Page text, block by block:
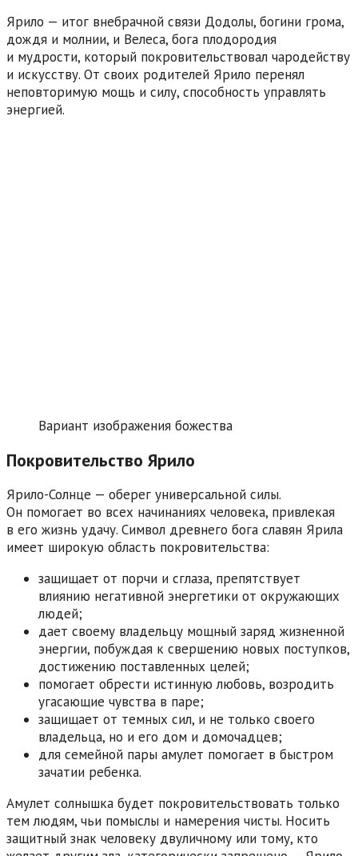
Ярило — итог внебрачной связи Додолы, богини грома,
дождя и молнии, и Велеса, бога плодородия
и мудрости, который покровительствовал чародейству
и искусству. От своих родителей Ярило перенял
неповторимую мощь и силу, способность управлять
энергией.
Вариант изображения божества
Покровительство Ярило
Ярило-Солнце — оберег универсальной силы.
Он помогает во всех начинаниях человека, привлекая
в его жизнь удачу. Символ древнего бога славян Ярила
имеет широкую область покровительства:
защищает от порчи и сглаза, препятствует
влиянию негативной энергетики от окружающих
людей;
дает своему владельцу мощный заряд жизненной
энергии, побуждая к свершению новых поступков,
достижению поставленных целей;
помогает обрести истинную любовь, возродить
угасающие чувства в паре;
защищает от темных сил, и не только своего
владельца, но и его дом и домочадцев;
для семейной пары амулет помогает в быстром
зачатии ребенка.
Амулет солнышка будет покровительствовать только
тем людям, чьи помыслы и намерения чисты. Носить
защитный знак человеку двуличному или тому, кто